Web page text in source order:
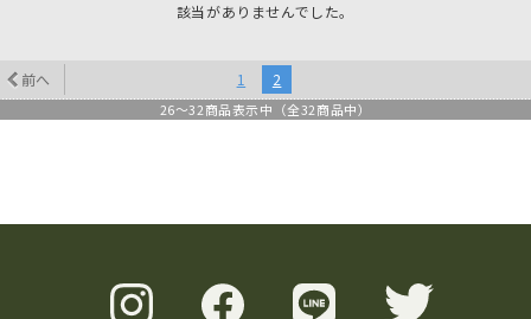
該当がありませんでした。
前へ 1 2
26～32商品表示中（全32商品中）